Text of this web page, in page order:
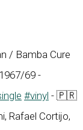
/ Bamba Cure
69 -
#vinyl - 🇵🇷
Rafael Cortijo,